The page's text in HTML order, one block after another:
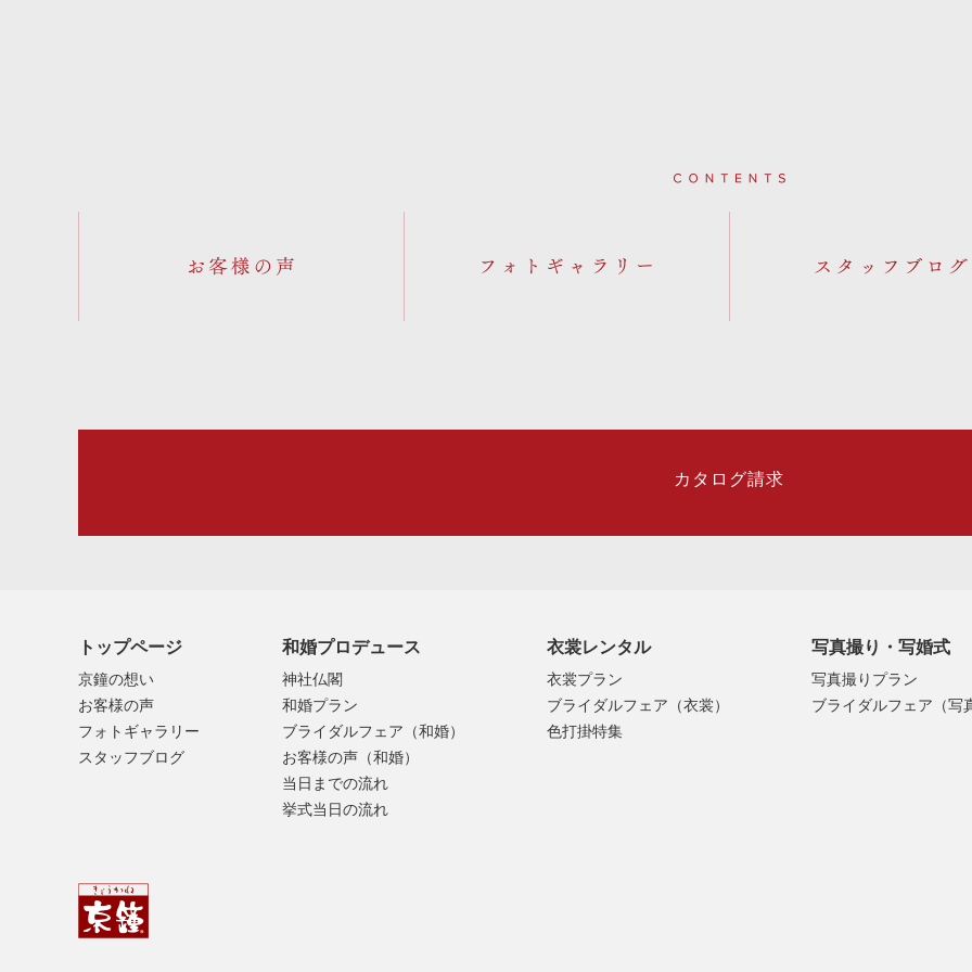
Contents
お客様の声 フォトギャラリー
カタログ請求
トップページ
京鐘の想い
お客様の声
フォトギャラリー
スタッフブログ
和婚プロデュース
神社仏閣
和婚プラン
ブライダルフェア（和婚）
お客様の声（和婚）
当日までの流れ
挙式当日の流れ
衣裳レンタル
衣裳プラン
ブライダルフェア（衣裳）
色打掛特集
写真撮り・写婚式
写真撮りプラン
ブライダルフェア（写